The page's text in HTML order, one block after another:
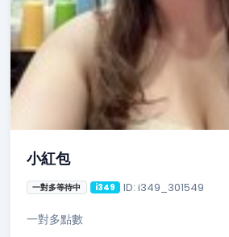
小紅包
一對多等待中 i349 ID: i349_301549
一對多點數